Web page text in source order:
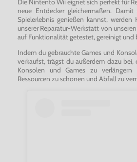
Die Nintento Wii eignet sich perfekt für
neue Entdecker gleichermaßen.
Spielerlebnis genießen kannst, werden
unserer Reparatur-Werkstatt von
auf Funktionalität getestet, gereinigt und
Indem du gebrauchte Games und
verkaufst, trägst du außerdem dazu bei,
Konsolen und Games zu
Ressourcen zu schonen und Abfall zu